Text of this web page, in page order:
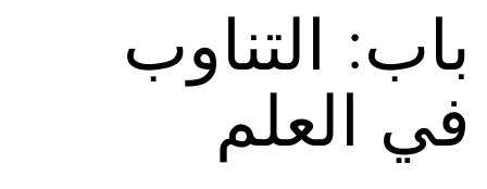
باب: التناوب
في العلم